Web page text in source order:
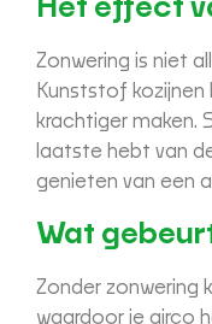
Het effect
Zonwering is niet
Kunststof kozijnen
krachtiger maken.
laatste hebt van
genieten van een
Wat
Zonder zonwering
waardoor je airco